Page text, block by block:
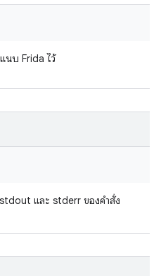
นบ Frida ไว้
และ stderr ของคำสั่ง